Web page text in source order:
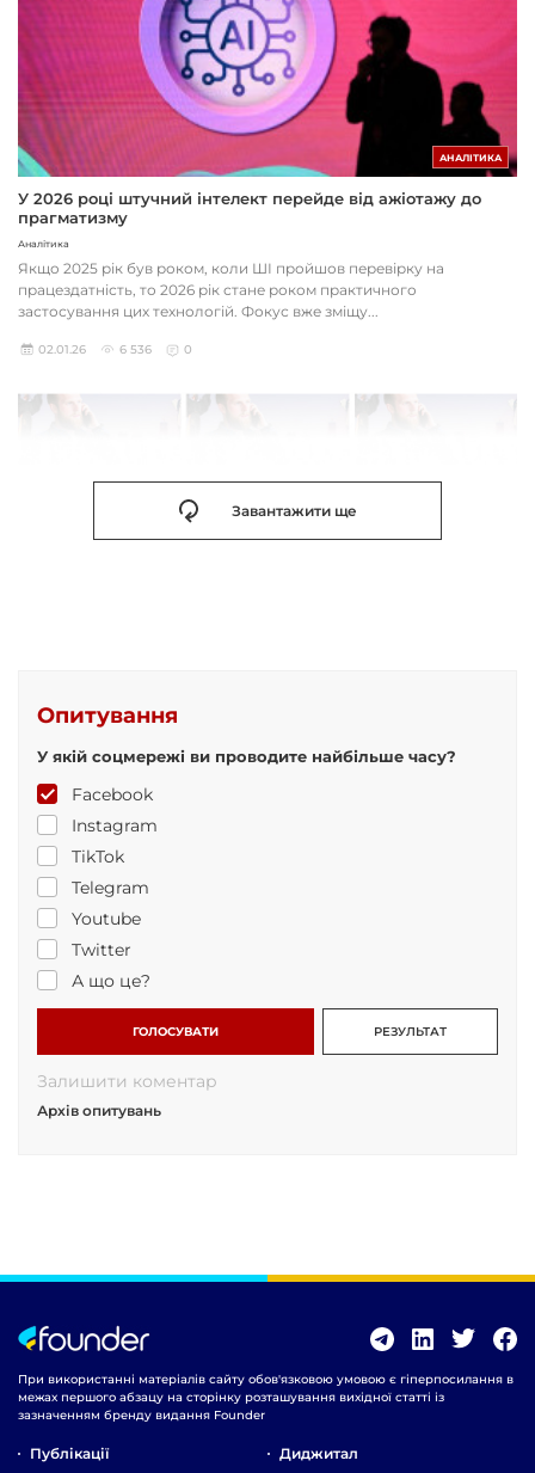
АНАЛІТИКА
У 2026 році штучний інтелект перейде від ажіотажу до
прагматизму
Аналітика
Якщо 2025 рік був роком, коли ШІ пройшов перевірку на
працездатність, то 2026 рік стане роком практичного
застосування цих технологій. Фокус вже зміщу...
02.01.26 6 536 0
Завантажити ще
Опитування
У якій соцмережі ви проводите найбільше часу?
Facebook
Instagram
TikTok
Telegram
Youtube
Twitter
А що це?
ГОЛОСУВАТИ РЕЗУЛЬТАТ
Залишити коментар
Архів опитувань
При використанні матеріалів сайту обов'язковою умовою є гіперпосилання в
межах першого абзацу на сторінку розташування вихідної статті із
зазначенням бренду видання Founder
Публікації Диджитал